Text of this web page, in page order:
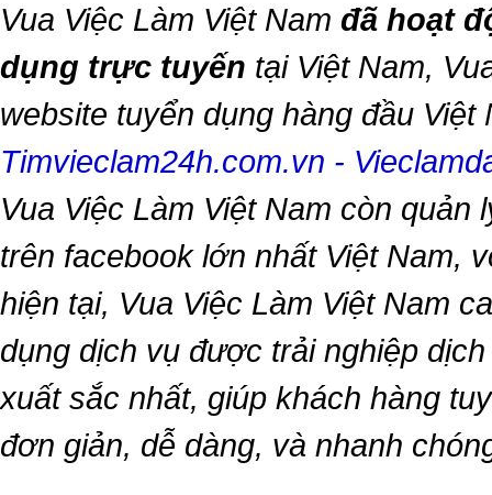
Vua Việc Làm Việt Nam đã hoạt
dụng trực tuyến tại Việt Nam,
website tuyển dụng hàng đầu
Timvieclam24h.com.vn -
Vua Việc Làm Việt Nam còn quản
trên facebook lớn nhất Việt Nam,
hiện tại, Vua Việc Làm Việt Nam
dụng dịch vụ được trải nghiệp
xuất sắc nhất, giúp khách hàng
đơn giản, dễ dàng, và nhanh